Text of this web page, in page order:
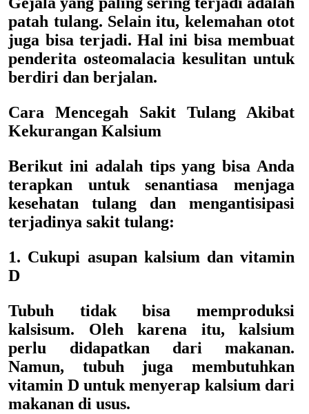
patah tulang. Selain itu, kelemahan otot
juga bisa terjadi. Hal ini bisa membuat
penderita osteomalacia kesulitan untuk
berdiri dan berjalan.
Cara Mencegah Sakit Tulang Akibat
Kekurangan Kalsium
Berikut ini adalah tips yang bisa Anda
terapkan untuk senantiasa menjaga
kesehatan tulang dan mengantisipasi
terjadinya sakit tulang:
1. Cukupi asupan kalsium dan vitamin
D
Tubuh tidak bisa memproduksi
kalsisum. Oleh karena itu, kalsium
perlu didapatkan dari makanan.
Namun, tubuh juga membutuhkan
vitamin D untuk menyerap kalsium dari
makanan di usus.